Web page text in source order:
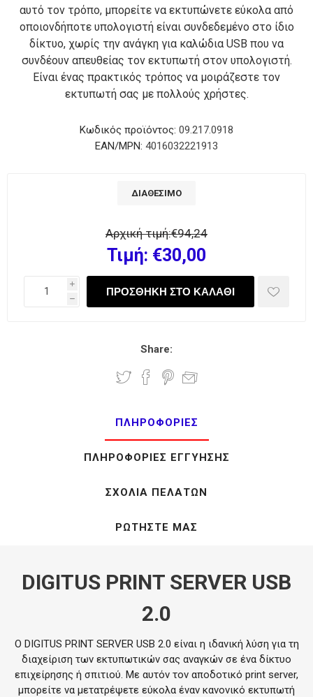
αυτό τον τρόπο, μπορείτε να εκτυπώνετε εύκολα από
οποιονδήποτε υπολογιστή είναι συνδεδεμένο στο ίδιο
δίκτυο, χωρίς την ανάγκη για καλώδια USB που να
συνδέουν απευθείας τον εκτυπωτή στον υπολογιστή.
Είναι ένας πρακτικός τρόπος να μοιράζεστε τον
εκτυπωτή σας με πολλούς χρήστες.
Κωδικός προϊόντος: 09.217.0918
EAN/MPN: 4016032221913
ΔΙΑΘΈΣΙΜΟ
Αρχική τιμή:€94,24
Τιμή: €30,00
i
h
Share:
ΠΛΗΡΟΦΟΡΊΕΣ
ΠΛΗΡΟΦΟΡΊΕΣ ΕΓΓΎΗΣΗΣ
ΣΧΌΛΙΑ ΠΕΛΑΤΏΝ
ΡΩΤΉΣΤΕ ΜΑΣ
DIGITUS PRINT SERVER USB
2.0
Ο DIGITUS PRINT SERVER USB 2.0 είναι η ιδανική λύση για τη
διαχείριση των εκτυπωτικών σας αναγκών σε ένα δίκτυο
επιχείρησης ή σπιτιού. Με αυτόν τον αποδοτικό print server,
μπορείτε να μετατρέψετε εύκολα έναν κανονικό εκτυπωτή